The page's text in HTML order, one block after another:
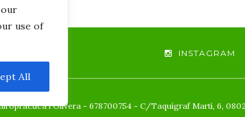
our
use of
All
INSTAGRAM
l'Olivera - 678700754 - C/Taquígraf Martí, 6,